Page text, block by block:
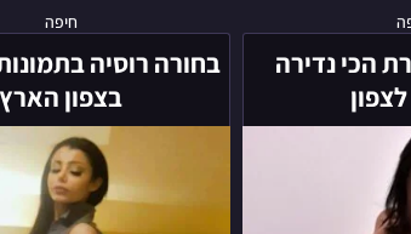
הכי נדירה
-
התיירת
לצפון
חיפה
בחורה רוסיה
בצפון הארץ
בחורה
רוסיה
אמיתיות
בצפון
הארץ